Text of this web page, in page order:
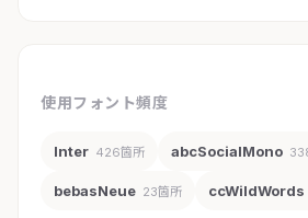
使用フォント頻度
Inter 426箇所 abcSocialMono
bebasNeue 23箇所 ccWildWords